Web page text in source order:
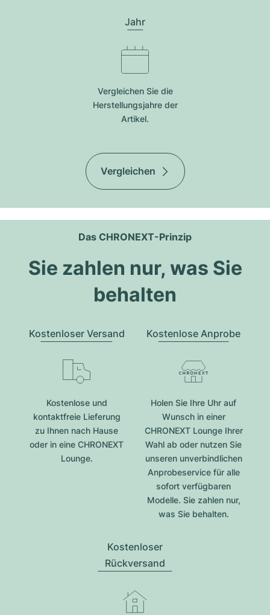
Jahr
Vergleichen Sie die
Herstellungsjahre der
Artikel.
Vergleichen
Das CHRONEXT-Prinzip
Sie zahlen nur, was Sie
behalten
Kostenloser Versand
Kostenlose und
kontaktfreie Lieferung
zu Ihnen nach Hause
oder in eine CHRONEXT
Lounge.
Kostenlose Anprobe
Holen Sie Ihre Uhr auf
Wunsch in einer
CHRONEXT Lounge Ihrer
Wahl ab oder nutzen Sie
unseren unverbindlichen
Anprobeservice für alle
sofort verfügbaren
Modelle. Sie zahlen nur,
was Sie behalten.
Kostenloser
Rückversand